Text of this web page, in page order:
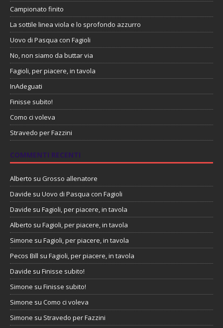
Campionato finito
La sottile linea viola e lo sprofondo azzurro
Uovo di Pasqua con Fagioli
No, non siamo da buttar via
Fagioli, per piacere, in tavola
InAdeguati
Finisse subito!
Como ci voleva
Stravedo per Fazzini
COMMENTI RECENTI
Alberto su Grosso allenatore
Davide su Uovo di Pasqua con Fagioli
Davide su Fagioli, per piacere, in tavola
Alberto su Fagioli, per piacere, in tavola
Simone su Fagioli, per piacere, in tavola
Pecos Bill su Fagioli, per piacere, in tavola
Davide su Finisse subito!
Simone su Finisse subito!
Simone su Como ci voleva
Simone su Stravedo per Fazzini